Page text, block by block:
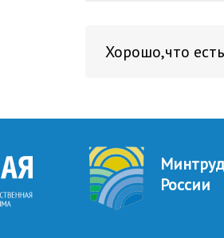
Хорошо,что
Минтруд
России